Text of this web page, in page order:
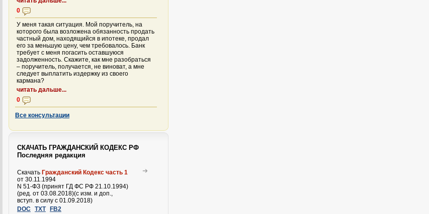
0
У меня такая ситуация. Мой поручитель, на
которого была возложена обязанность продать
частный дом, находящийся в ипотеке, продал
его за меньшую цену, чем требовалось. Банк
требует с меня погасить оставшуюся
задолженность. Скажите, как мне разобраться
– поручитель, получается, не виноват, а мне
следует выплатить издержку из своего
кармана?
читать дальше...
0
Все консультации
СКАЧАТЬ ГРАЖДАНСКИЙ КОДЕКС РФ
Последняя редакция
Скачать Гражданский Кодекс часть 1
от 30.11.1994
N 51-ФЗ (принят ГД ФС РФ 21.10.1994)
(ред. от 03.08.2018)(с изм. и доп.,
вступ. в силу с 01.09.2018)
DOC TXT FB2